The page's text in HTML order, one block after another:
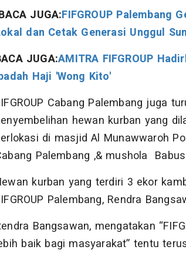
JUGA:FIFGROUP Palembang
dan Cetak Generasi Unggul
JUGA:AMITRA FIFGROUP
Haji 'Wong Kito'
Cabang Palembang juga
hewan kurban yang
di masjid Al Munawwaroh
Palembang ,& mushola
kurban yang terdiri 3 ekor
Palembang, Rendra
Bangsawan, mengatakan
baik bagi masyarakat” tentu